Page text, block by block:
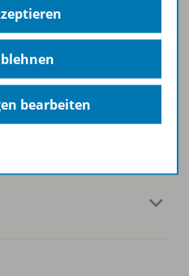
anmelden
bearbeiten